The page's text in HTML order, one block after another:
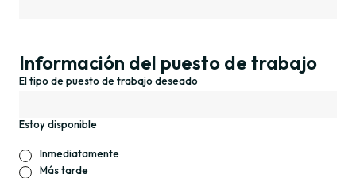
Información del puesto de trabajo
El tipo de puesto de trabajo deseado
Estoy disponible
Inmediatamente
Más tarde